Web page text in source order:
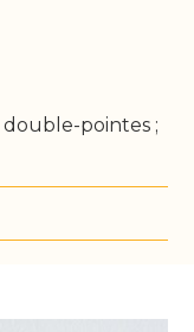
double-pointes ;